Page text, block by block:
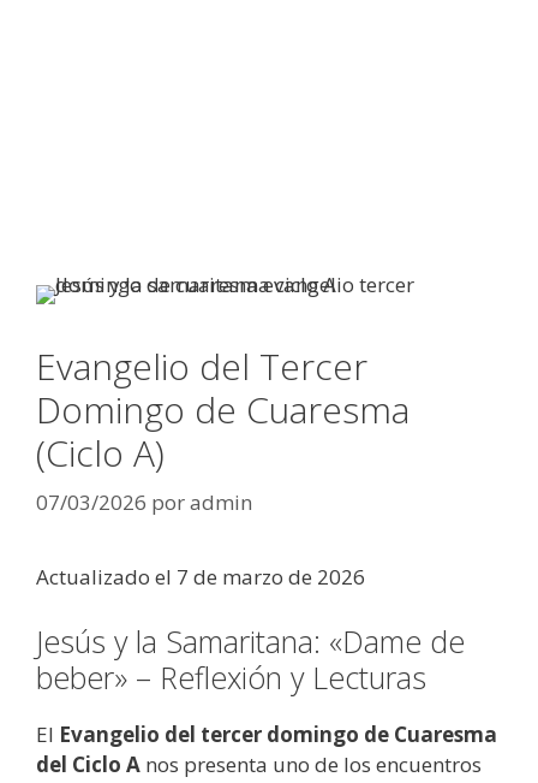
Evangelio del Tercer
Domingo de Cuaresma
(Ciclo A)
07/03/2026 poradmin
Actualizado el 7 de marzo de 2026
Jesús y la Samaritana: «Dame de
beber» – Reflexión y Lecturas
El Evangelio del tercer domingo de Cuaresma
del Ciclo A nos presenta uno de los encuentros